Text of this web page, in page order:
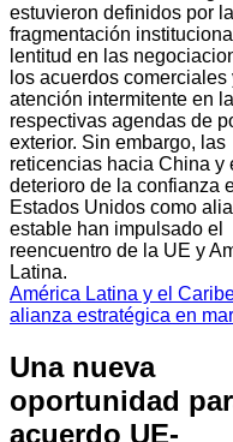
estuvieron definidos por la
fragmentación
lentitud en las
los acuerdos comerciales
atención intermitente en
respectivas agendas de
exterior. Sin embargo, las
reticencias hacia China y
deterioro de la confianza
Estados Unidos como
estable han impulsado el
reencuentro de la UE y
Latina.
América Latina y el
alianza estratégica en
Una nueva
oportunidad
acuerdo UE-